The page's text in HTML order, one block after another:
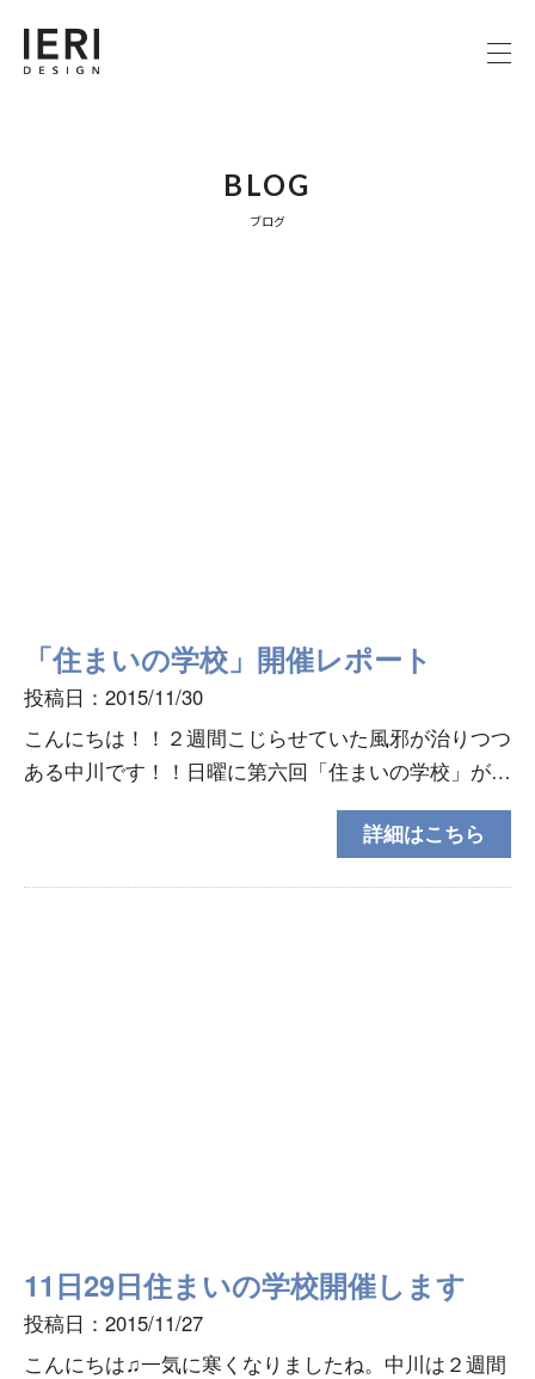
BLOG
ブログ
「住まいの学校」開催レポート
投稿日：2015/11/30
こんにちは！！２週間こじらせていた風邪が治りつつ
ある中川です！！日曜に第六回「住まいの学校」が開
催されました！授業の内容は、国語・算数・理科・社
会・保健の５科目です。国語では、言葉を勉強～！！
詳細はこちら
11日29日住まいの学校開催します
投稿日：2015/11/27
こんにちは♫一気に寒くなりましたね。中川は２週間